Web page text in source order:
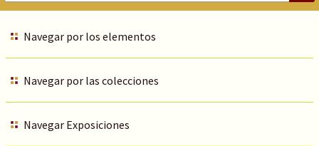
Navegar por los elementos
Navegar por las colecciones
Navegar Exposiciones